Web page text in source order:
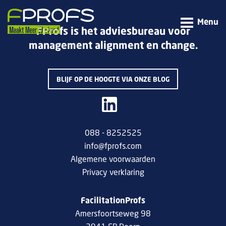
Menu
FProfs is het adviesbureau voor
management alignment en change.
BLIJF OP DE HOOGTE VIA ONZE BLOG
088 - 8252525
info@fprofs.com
Algemene voorwaarden
Privacy verklaring
FacilitationProfs
Amersfoortseweg 98